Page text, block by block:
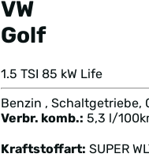
VW
Golf
1.5 TSI 85 kW Life
Benzin , Schaltgetriebe,
Verbr. komb.: 5,3 l/
Kraftstoffart: SUPER